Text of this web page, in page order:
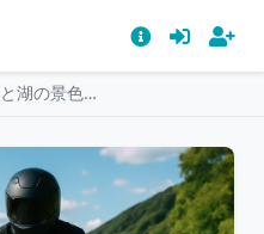
山と湖の景色を背景に走るバイク